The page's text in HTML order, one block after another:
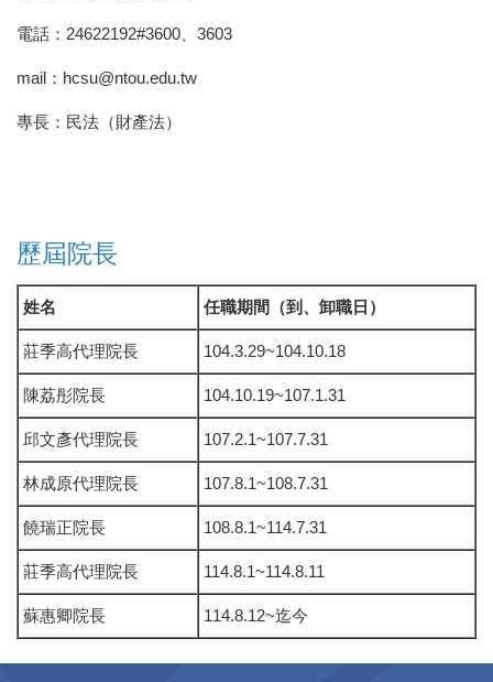
電話：24622192#3600、3603
mail：hcsu@ntou.edu.tw
專長：民法（財產法）
歷屆院長
姓名 任職期間（到、卸職日）
莊季高代理院長 104.3.29~104.10.18
陳荔彤院長 104.10.19~107.1.31
邱文彥代理院長 107.2.1~107.7.31
林成原代理院長 107.8.1~108.7.31
饒瑞正院長 108.8.1~114.7.31
莊季高代理院長 114.8.1~114.8.11
蘇惠卿院長 114.8.12~迄今